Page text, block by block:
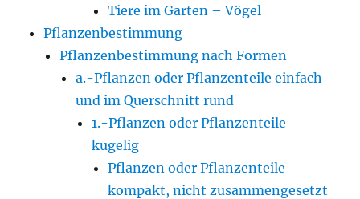
Tiere im Garten – Vögel
Pflanzenbestimmung
Pflanzenbestimmung nach Formen
a.-Pflanzen oder Pflanzenteile einfach
und im Querschnitt rund
1.-Pflanzen oder Pflanzenteile
kugelig
Pflanzen oder Pflanzenteile
kompakt, nicht zusammengesetzt